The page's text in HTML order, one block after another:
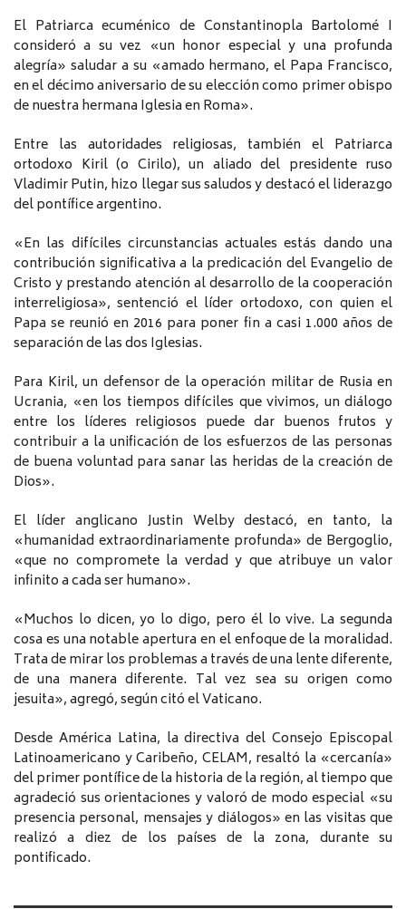
El Patriarca ecuménico de Constantinopla Bartolomé I
consideró a su vez «un honor especial y una profunda
alegría» saludar a su «amado hermano, el Papa Francisco,
en el décimo aniversario de su elección como primer obispo
de nuestra hermana Iglesia en Roma».
Entre las autoridades religiosas, también el Patriarca
ortodoxo Kiril (o Cirilo), un aliado del presidente ruso
Vladimir Putin, hizo llegar sus saludos y destacó el liderazgo
del pontífice argentino.
«En las difíciles circunstancias actuales estás dando una
contribución significativa a la predicación del Evangelio de
Cristo y prestando atención al desarrollo de la cooperación
interreligiosa», sentenció el líder ortodoxo, con quien el
Papa se reunió en 2016 para poner fin a casi 1.000 años de
separación de las dos Iglesias.
Para Kiril, un defensor de la operación militar de Rusia en
Ucrania, «en los tiempos difíciles que vivimos, un diálogo
entre los líderes religiosos puede dar buenos frutos y
contribuir a la unificación de los esfuerzos de las personas
de buena voluntad para sanar las heridas de la creación de
Dios».
El líder anglicano Justin Welby destacó, en tanto, la
«humanidad extraordinariamente profunda» de Bergoglio,
«que no compromete la verdad y que atribuye un valor
infinito a cada ser humano».
«Muchos lo dicen, yo lo digo, pero él lo vive. La segunda
cosa es una notable apertura en el enfoque de la moralidad.
Trata de mirar los problemas a través de una lente diferente,
de una manera diferente. Tal vez sea su origen como
jesuita», agregó, según citó el Vaticano.
Desde América Latina, la directiva del Consejo Episcopal
Latinoamericano y Caribeño, CELAM, resaltó la «cercanía»
del primer pontífice de la historia de la región, al tiempo que
agradeció sus orientaciones y valoró de modo especial «su
presencia personal, mensajes y diálogos» en las visitas que
realizó a diez de los países de la zona, durante su
pontificado.